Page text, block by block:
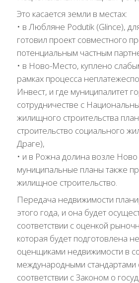
Это касается земли в местах:
• в Любляне Podutik (Glince),
готовил проект совместного
потенциальным частным
• в Ново-Место, куплено
рамках процесса
Инвест, и где муниципалитет
сотрудничестве с
жилищного строительства
строительство социального
Драге),
• и в Рожна долина возле
муниципальные планы также
жилищное строительство.
Передача недвижимости
этого года, и она будет
соответствии с оценкой
которая будет подготовлена
оценщиками недвижимости в
международными стандартами
соответствии с Законом о